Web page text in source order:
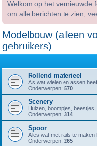
Welkom op het vernieuwde
om alle berichten te zien,
Modelbouw (alleen
gebruikers).
Rollend materieel
Als wat wielen en assen
Onderwerpen: 570
Scenery
Huizen, boompjes, beestjes,
Onderwerpen: 314
Spoor
Alles wat met rails te maken
Onderwerpen: 265